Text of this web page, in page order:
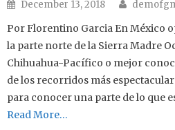
Posted on
December 13, 2018
Por Florentino Garcia En México
la parte norte de la Sierra Madre
Chihuahua-Pacífico o mejor
de los recorridos más
para conocer una parte de lo que
Read More…